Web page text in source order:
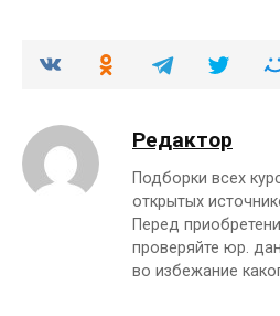
Редактор
Подборки всех
открытых
Перед
проверяйте юр.
во избежание